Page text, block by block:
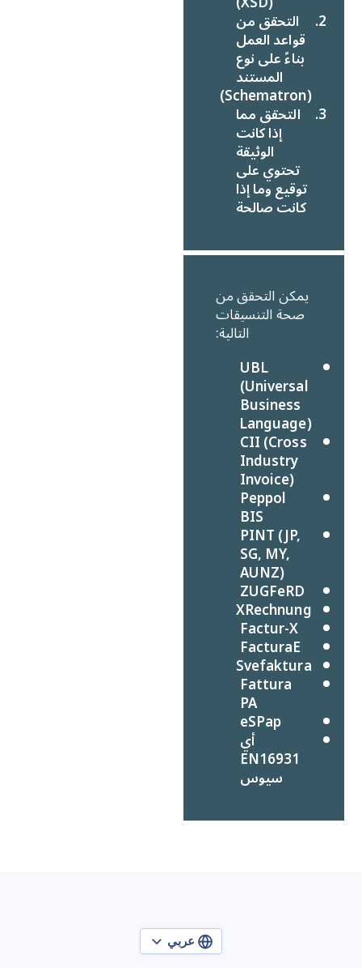
التحقق من
قواعد العمل
بناءً على نوع
المستند
التحقق مما
إذا كانت
الوثيقة
تحتوي على
توقيع وما إذا
كانت صالحة
يمكن التحقق من
صحة التنسيقات
التالية:
UBL
(Universal
Business
Language)
CII (Cross
Industry
Invoice)
Peppol
BIS
PINT (JP,
SG, MY,
AUNZ)
ZUGFeRD
XRechnung
Factur-X
FacturaE
Svefaktura
Fattura
eSPap
EN16931
سيوس
عربي